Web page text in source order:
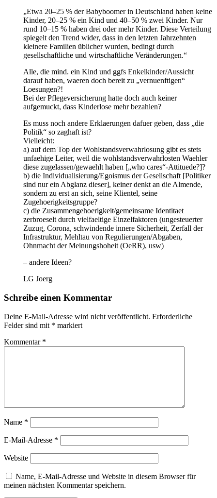
„Etwa 20–25 % der Babyboomer in Deutschland haben keine
Kinder, 20–25 % ein Kind und 40–50 % zwei Kinder. Nur
rund 10–15 % haben drei oder mehr Kinder. Diese Verteilung
spiegelt den Trend wider, dass in den letzten Jahrzehnten
kleinere Familien üblicher wurden, bedingt durch
gesellschaftliche und wirtschaftliche Veränderungen.“
Alle, die mind. ein Kind und ggfs Enkelkinder/Aussicht
darauf haben, waeren doch bereit zu „vernuenftigen“
Loesungen?!
Bei der Pflegeversicherung hatte doch auch keiner
aufgemuckt, dass Kinderlose mehr bezahlen?
Es muss noch andere Erklaerungen dafuer geben, dass „die
Politik“ so zaghaft ist?
Vielleicht:
a) auf dem Top der Wohlstandsverwahrlosung gibt es stets
unfaehige Leiter, weil die wohlstandsverwahrlosten Waehler
diese zugelassen/gewaehlt haben [„who cares“-Attituede?]?
b) die Individualisierung/Egoismus der Gesellschaft [Politiker
sind nur ein Abglanz dieser], keiner denkt an die Almende,
sondern zu erst an sich, seine Klientel, seine
Zugehoerigkeitsgruppe?
c) die Zusammengehoerigkeit/gemeinsame Identitaet
zerbroeselt durch vielfaeltige Einzelfaktoren (ungesteuerter
Zuzug, Corona, schwindende innere Sicherheit, Zerfall der
Infrastruktur, Mehltau von Regulierungen/Abgaben,
Ohnmacht der Meinungshoheit (OeRR), usw)
– andere Ideen?
LG Joerg
Schreibe einen Kommentar
Deine E-Mail-Adresse wird nicht veröffentlicht. Erforderliche
Felder sind mit * markiert
Kommentar *
Name *
E-Mail-Adresse *
Website
Name, E-Mail-Adresse und Website in diesem Browser für
meinen nächsten Kommentar speichern.